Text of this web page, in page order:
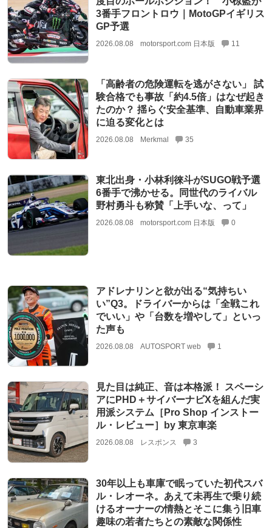
3番手フロントロウ｜MotoGPイギリス
GP予選
2026.08.08 motorsport.com 日本版 11
「高齢者の危険運転を逃がさない」 試
験合格でも事故「約4.5倍」はなぜ起き
たのか？ 揺らぐ安全基準、自動車業界
に迫る変化とは
2026.08.08 Merkmal 35
東北出身・小林利徠斗がSUGO戦予選
6番手で沸かせる。同世代のライバル
野村勇斗も称賛「上手いな、って」
2026.08.08 motorsport.com 日本版 0
アドレナリンと欲が出る“気持ちい
い”Q3。ドライバーからは「全戦これ
でいい」や「台数を増やして」といっ
た声も
2026.08.08 AUTOSPORT web 1
見た目は純正、音は本格派！ スペーシ
アにPHD＋サイバーナビXを組んだ実
用派システム［Pro Shop インストー
ル・レビュー］by 東京車楽
2026.08.08 レスポンス 3
30年以上も車庫で眠っていた初代スバ
ル・レオーネ。あえて未再生で乗り続
けるオーナーの情熱とそこに集う旧車
趣味の若者たちとの素敵な関係性